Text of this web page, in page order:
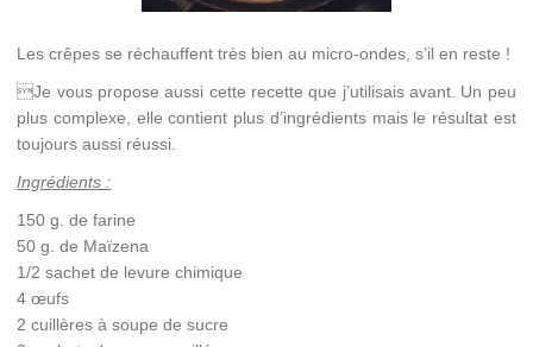
Les crêpes se réchauffent très bien au micro-ondes, s’il en reste !
Je vous propose aussi cette recette que j’utilisais avant. Un peu
plus complexe, elle contient plus d’ingrédients mais le résultat est
toujours aussi réussi.
Ingrédients :
150 g. de farine
50 g. de Maïzena
1/2 sachet de levure chimique
4 œufs
2 cuillères à soupe de sucre